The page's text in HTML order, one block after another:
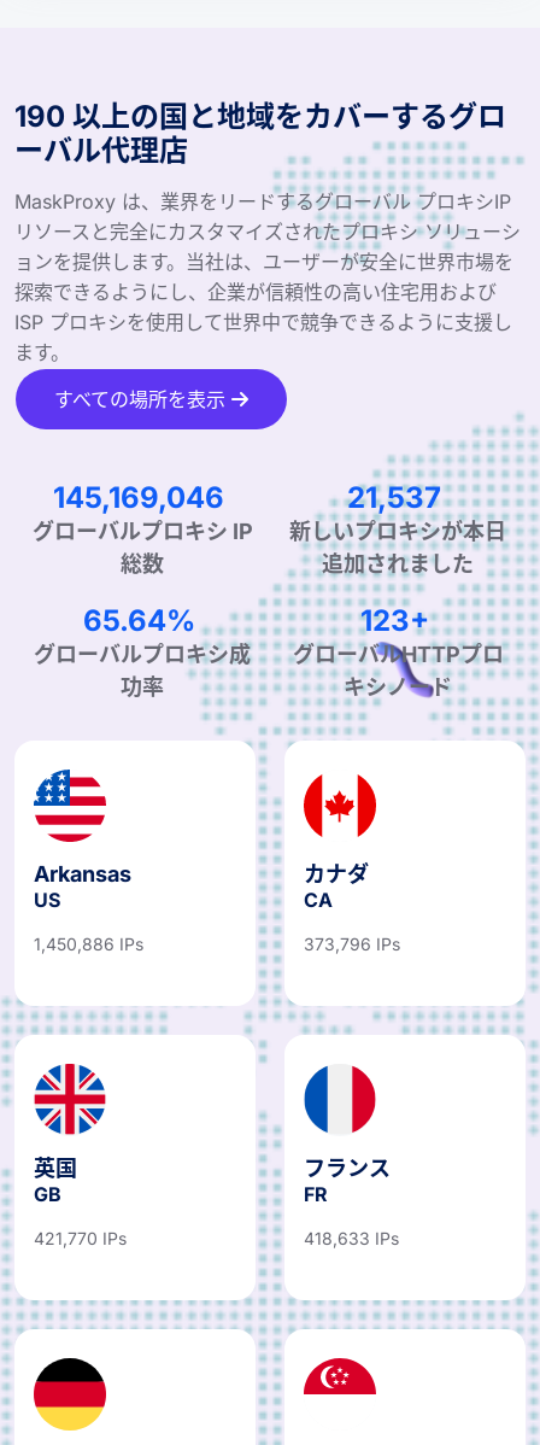
190 以上の国と地域をカバーするグロ
ーバル代理店
MaskProxy は、業界をリードするグローバル プロキシIP
リソースと完全にカスタマイズされたプロキシ ソリューシ
ョンを提供します。当社は、ユーザーが安全に世界市場を
探索できるようにし、企業が信頼性の高い住宅用および
ISP プロキシを使用して世界中で競争できるように支援し
ます。
すべての場所を表示
220,909,418
グローバルプロキシ IP
総数
32,775
新しいプロキシが本日
追加されました
99.90%
グローバルプロキシ成
功率
190+
グローバルHTTPプロ
キシノード
Arkansas
US
1,450,886 IPs
カナダ
CA
373,796 IPs
英国
GB
421,770 IPs
フランス
FR
418,633 IPs